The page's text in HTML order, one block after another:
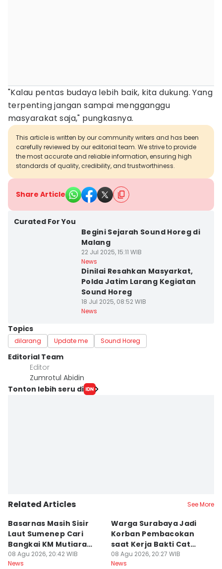
"Kalau pentas budaya lebih baik, kita dukung. Yang
terpenting jangan sampai mengganggu
masyarakat saja," pungkasnya.
This article is written by our community writers and has been
carefully reviewed by our editorial team. We strive to provide
the most accurate and reliable information, ensuring high
standards of quality, credibility, and trustworthiness.
Share Article
Curated For You
Begini Sejarah Sound Horeg di
Malang
22 Jul 2025, 15:11 WIB
News
Dinilai Resahkan Masyarkat,
Polda Jatim Larang Kegiatan
Sound Horeg
18 Jul 2025, 08:52 WIB
News
Topics
dilarang Update me Sound Horeg
Editorial Team
Editor
Zumrotul Abidin
Tonton lebih seru di
Related Articles See More
Basarnas Masih Sisir
Laut Sumenep Cari
Bangkai KM Mutiara
Sentosa II
08 Agu 2026, 20:42 WIB
News
Warga Surabaya Jadi
Korban Pembacokan
saat Kerja Bakti Cat
Gapura
08 Agu 2026, 20:27 WIB
News